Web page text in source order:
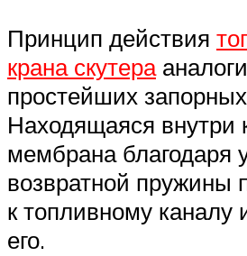
Принцип действия
крана скутера
простейших
Находящаяся внутри
мембрана благодаря
возвратной пружины
к топливному каналу
его.